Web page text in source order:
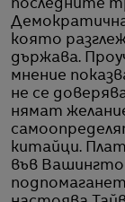
последните
която
държава.
мнение
не се
нямат
китайци.
във